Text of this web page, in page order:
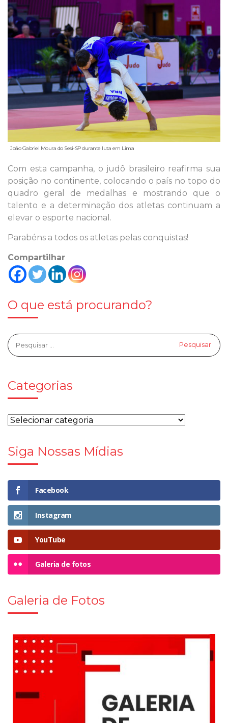
João Gabriel Moura do Sesi-SP durante luta em Lima
Com esta campanha, o judô brasileiro reafirma sua
posição no continente, colocando o país no topo do
quadro geral de medalhas e mostrando que o
talento e a determinação dos atletas continuam a
elevar o esporte nacional.
Parabéns a todos os atletas pelas conquistas!
Compartilhar
O que está procurando?
Categorias
Siga Nossas Mídias
Facebook
Instagram
YouTube
Galeria de fotos
Galeria de Fotos